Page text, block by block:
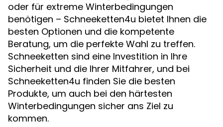
oder für extreme Winterbedingungen
benötigen – Schneeketten4u bietet Ihnen die
besten Optionen und die kompetente
Beratung, um die perfekte Wahl zu treffen.
Schneeketten sind eine Investition in Ihre
Sicherheit und die Ihrer Mitfahrer, und bei
Schneeketten4u finden Sie die besten
Produkte, um auch bei den härtesten
Winterbedingungen sicher ans Ziel zu
kommen.